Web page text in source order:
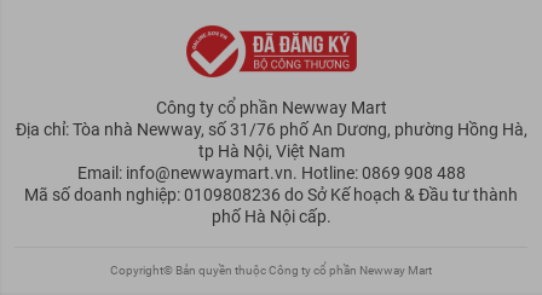
Công ty cổ phần Newway Mart
Địa chỉ: Tòa nhà Newway, số 31/76 phố An Dương, phường Hồng Hà,
tp Hà Nội, Việt Nam
Email: info@newwaymart.vn. Hotline: 0869 908 488
Mã số doanh nghiệp: 0109808236 do Sở Kế hoạch & Đầu tư thành
phố Hà Nội cấp.
Copyright© Bản quyền thuộc Công ty cổ phần Newway Mart